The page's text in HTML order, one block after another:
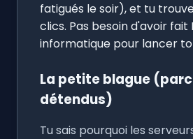
fatigués le soir), et tu
clics. Pas besoin d'avoir fait
informatique pour lancer
La petite blague
détendus)
Tu sais pourquoi les